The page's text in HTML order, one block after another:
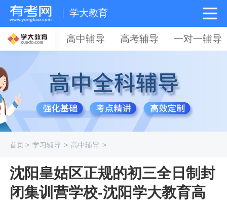
学大教育
高中辅导 高考辅导 一对一辅导
首页> 学习辅导 > 高中辅导 >
沈阳皇姑区正规的初三全日制封
闭集训营学校-沈阳学大教育高